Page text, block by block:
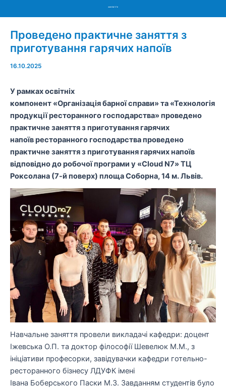
Menu
Проведено практичне заняття з
приготування гарячих напоїв
16.10.2025
У рамках освітніх
компонент «Організаціябарноїсправи»та «Технологія
продукції ресторанного господарства»проведено
практичне заняття з приготування гарячих
напоївресторанного господарства проведено
практичне заняття з приготування гарячих напоїв
відповідно до робочої програми у «Cloud N7»TЦ
Роксолана (7-й поверх) площа Соборна, 14 м. Львів.
Навчальне заняття провели викладачі кафедри: доцент
Іжевська О.П. та доктор філософії Шевелюк М.М., з
ініціативи професорки, завідувачки кафедри готельно-
ресторанного бізнесу ЛДУФК імені
Івана Боберського Паски М.З. Завданням студентів було